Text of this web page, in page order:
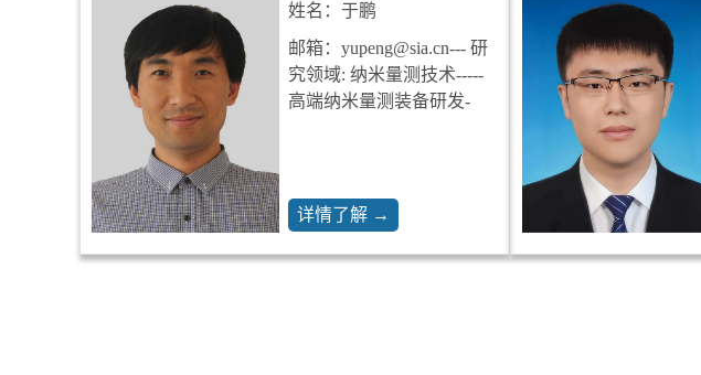
姓名：于鹏
邮箱：yupeng@sia.cn--- 研
究领域: 纳米量测技术-----
高端纳米量测装备研发-
详情了解 →